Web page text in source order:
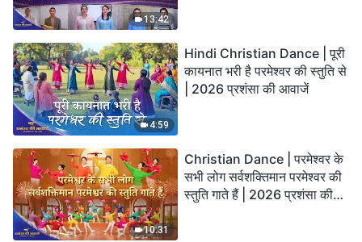
13:42
4:59
Hindi Christian Dance | पूरी
कायनात भरी है परमेश्वर की स्तुति से
| 2026 प्रशंसा की आवाजें
10:31
Christian Dance | परमेश्वर के
सभी लोग सर्वशक्तिमान परमेश्वर की
स्तुति गाते हैं | 2026 प्रशंसा की